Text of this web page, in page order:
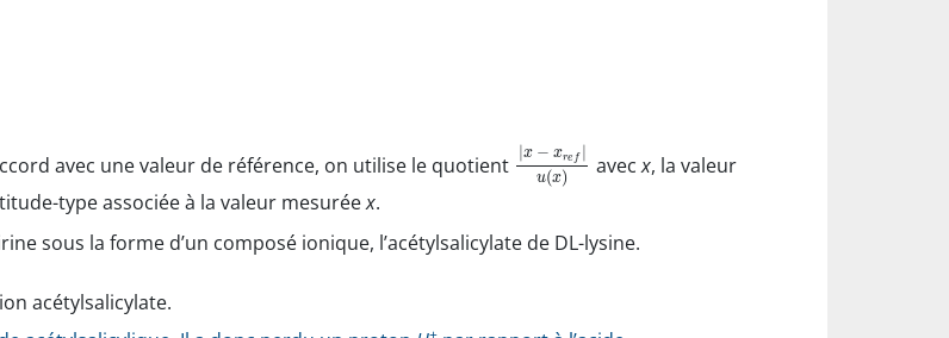
avec une valeur de référence, on utilise le quotient |x − xre f |
u(x) avecx, la valeur
type associée à la valeur mesuréex.
sous la forme d’un composé ionique, l’acétylsalicylate de DL-lysine.
acétylsalicylate.